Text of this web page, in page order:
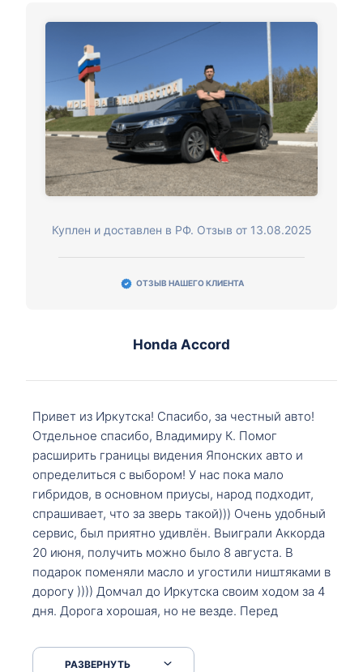
Куплен и доставлен в РФ. Отзыв от 13.08.2025
ОТЗЫВ НАШЕГО КЛИЕНТА
Honda Accord
Привет из Иркутска! Спасибо, за честный авто!
Отдельное спасибо, Владимиру К. Помог
расширить границы видения Японских авто и
определиться с выбором! У нас пока мало
гибридов, в основном приусы, народ подходит,
спрашивает, что за зверь такой))) Очень удобный
сервис, был приятно удивлён. Выиграли Аккорда
20 июня, получить можно было 8 августа. В
подарок поменяли масло и угостили ништяками в
дорогу )))) Домчал до Иркутска своим ходом за 4
дня. Дорога хорошая, но не везде. Перед
серпантинах по пути следования.
РАЗВЕРНУТЬ